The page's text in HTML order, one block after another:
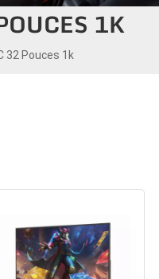
1K
32 Pouces 1k